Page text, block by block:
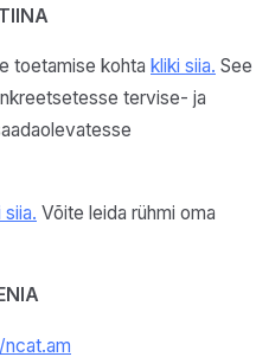
toetamise kohta kliki siia. See
tervise- ja
siia. Võite leida rühmi oma